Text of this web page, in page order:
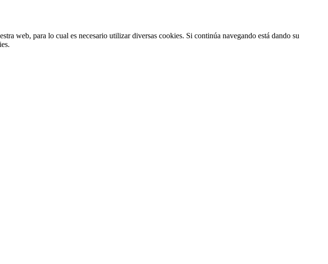
web, para lo cual es necesario utilizar diversas cookies. Si continúa navegando está dando su